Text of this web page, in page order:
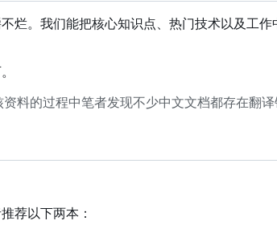
烂。我们能把核心知识点、热门技术以及工
料的过程中笔者发现不少中文文档都存在翻译
荐以下两本：